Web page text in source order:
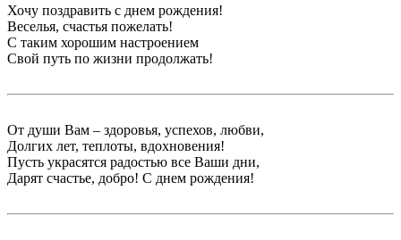
Хочу поздравить с днем рождения!
Веселья, счастья пожелать!
С таким хорошим настроением
Свой путь по жизни продолжать!
От души Вам – здоровья, успехов, любви,
Долгих лет, теплоты, вдохновения!
Пусть украсятся радостью все Ваши дни,
Дарят счастье, добро! С днем рождения!